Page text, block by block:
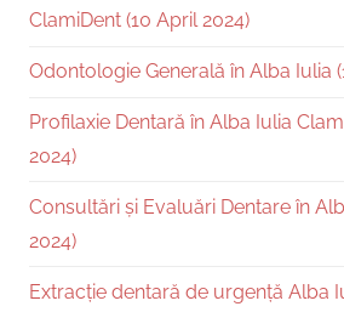
ClamiDent (10 April 2024)
Odontologie Generală în Alba Iulia
Profilaxie Dentară în Alba Iulia
2024)
Consultări și Evaluări Dentare în
2024)
Extracție dentară de urgență Alba